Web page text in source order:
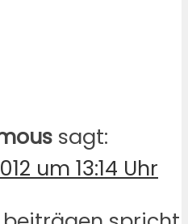
sagt:
um 13:14 Uhr